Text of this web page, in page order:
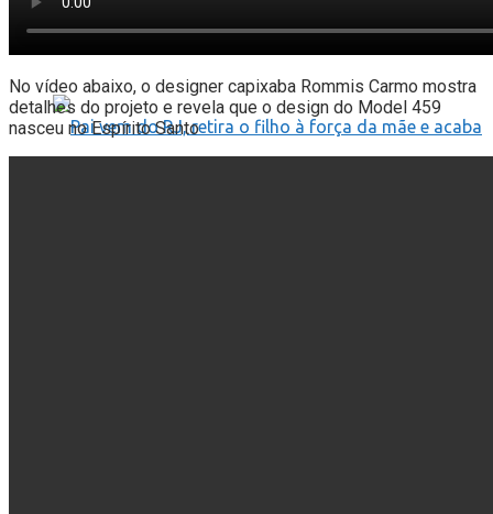
No vídeo abaixo, o designer capixaba Rommis Carmo mostra
detalhes do projeto e revela que o design do Model 459
nasceu no Espírito Santo